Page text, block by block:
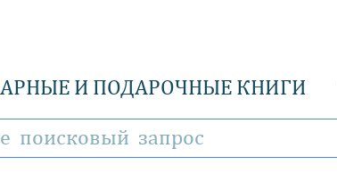
И ПОДАРОЧНЫЕ КНИГИ